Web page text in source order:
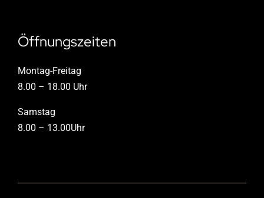
Öffnungszeiten
Montag-Freitag
8.00 – 18.00 Uhr
Samstag
8.00 – 13.00Uhr